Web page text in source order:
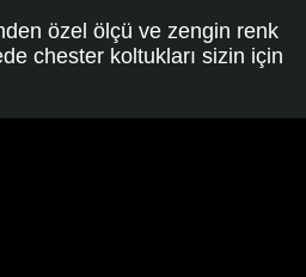
özel ölçü ve zengin renk
chester koltukları sizin için